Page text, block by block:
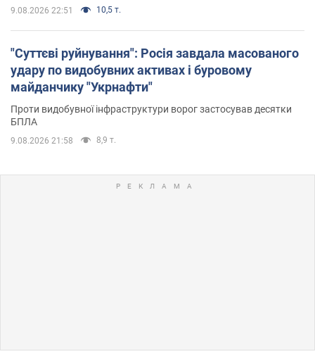
9.08.2026 22:51 10,5 т.
"Суттєві руйнування": Росія завдала масованого
удару по видобувних активах і буровому
майданчику "Укрнафти"
Проти видобувної інфраструктури ворог застосував десятки
БПЛА
9.08.2026 21:58 8,9 т.